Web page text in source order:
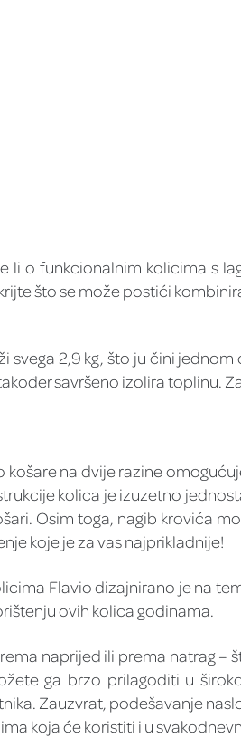
li o funkcionalnim kolicima s
što se može postići
svega 2,9 kg, što ju čini
savršeno izolira toplinu.
košare na dvije razine
kolica je izuzetno
Osim toga, nagib krovića
koje je za vas najprikladnije!
Flavio dizajnirano je na
ovih kolica godinama.
naprijed ili prema natrag –
ga brzo prilagoditi u
Zauzvrat, podešavanje
koja će koristiti i u